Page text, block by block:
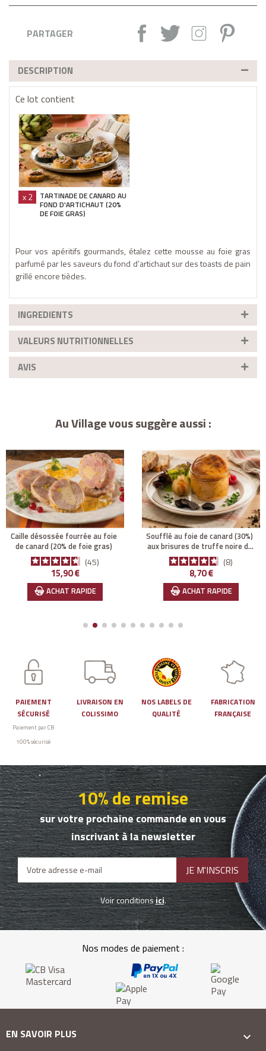
PARTAGER Partager :Tweet Instagram
DESCRIPTION
Ce lot contient
TARTINADE DE CANARD AU
FOND D'ARTICHAUT (20%
DE FOIE GRAS)
x 2
Pour vos apéritifs gourmands, étalez cette mousse au foie gras
parfumé par les saveurs du fond d’artichaut sur des toasts de pain
grillé encore tièdes.
INGREDIENTS
VALEURS NUTRITIONNELLES
AVIS
Au Village vous suggère aussi :
caille désossée fourrée au foie
de canard (20% de foie gras)
45
Prix
15,90 €
ACHAT RAPIDE
soufflé au foie de canard (30%)
aux brisures de truffe noire du
périgord (3%)
8
Prix
8,70 €
ACHAT RAPIDE
PAIEMENT
SÉCURISÉ
Paiement par CB
100% sécurisé
LIVRAISON EN
COLISSIMO
NOS LABELS DE
QUALITÉ
FABRICATION
FRANÇAISE
10% de remise
sur votre prochaine commande en vous
inscrivant à la newsletter
Voir conditionsici.
Nos modes de paiement :
EN SAVOIR PLUS 